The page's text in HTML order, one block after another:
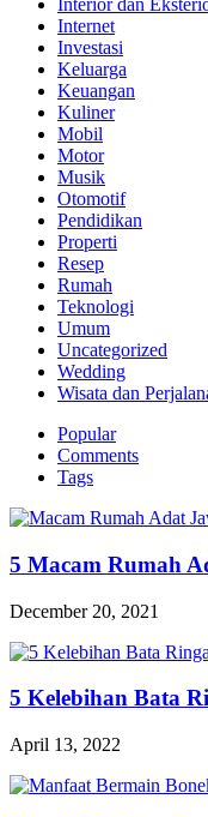
Interior dan
Internet
Investasi
Keluarga
Keuangan
Kuliner
Mobil
Motor
Musik
Otomotif
Pendidikan
Properti
Resep
Rumah
Teknologi
Umum
Uncategorized
Wedding
Wisata dan
Popular
Comments
Tags
5 Macam Rumah
December 20, 2021
5 Kelebihan Bata
April 13, 2022